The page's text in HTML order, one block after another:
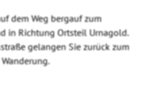
dem Weg bergauf zum
in Richtung Ortsteil Urnagold.
gelangen Sie zurück zum